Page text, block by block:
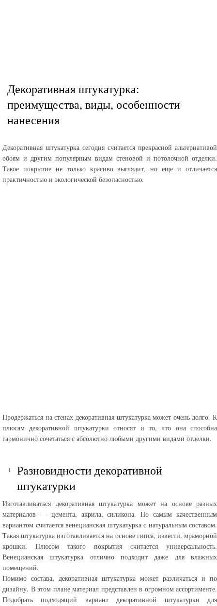
Декоративная штукатурка:
преимущества, виды, особенности
нанесения
Декоративная штукатурка сегодня считается прекрасной альтернативой
обоям и другим популярным видам стеновой и потолочной отделки.
Такое покрытие не только красиво выглядит, но еще и отличается
практичностью и экологической безопасностью.
Продержаться на стенах декоративная штукатурка может очень долго. К
плюсам декоративной штукатурки относят и то, что она способна
гармонично сочетаться с абсолютно любыми другими видами отделки.
Разновидности декоративной
штукатурки
Изготавливаться декоративная штукатурка может на основе разных
материалов — цемента, акрила, силикона. Но самым качественным
вариантом считается венецианская штукатурка с натуральным составом.
Такая штукатурка изготавливается на основе гипса, извести, мраморной
крошки. Плюсом такого покрытия считается универсальность.
Венецианская штукатурка отлично подходит даже для влажных
помещений.
Помимо состава, декоративная штукатурка может различаться и по
дизайну. В этом плане материал представлен в огромном ассортименте.
Подобрать подходящий вариант декоративной штукатурки для